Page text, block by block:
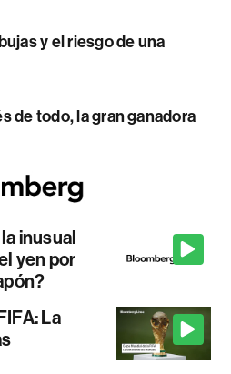
y el riesgo de una
de todo, la gran ganadora
inusual
yen por
La